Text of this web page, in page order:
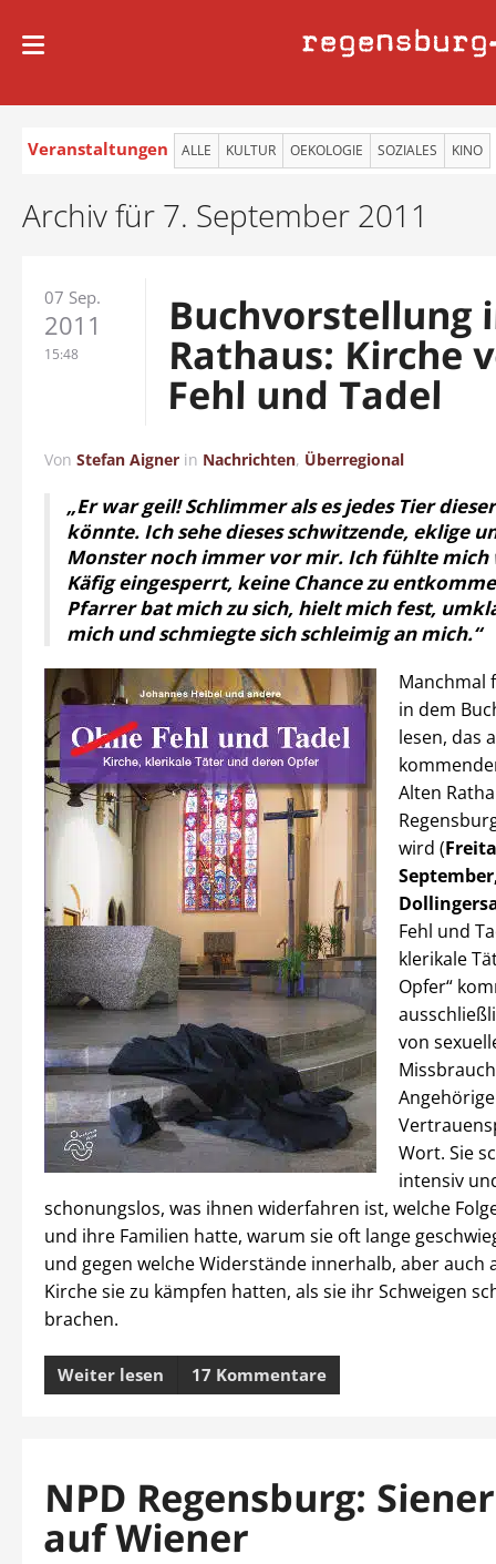
regensburg
Veranstaltungen ALLE KULTUR OEKOLOGIE SOZIALES KINO
Archiv für 7. September 2011
07 Sep.
2011
15:48
Buchvorstellung
Rathaus: Kirche
Fehl und Tadel
Von Stefan Aigner in Nachrichten, Überregional
„Er war geil! Schlimmer als es jedes Tier
könnte. Ich sehe dieses schwitzende, eklige
Monster noch immer vor mir. Ich fühlte mich
Käfig eingesperrt, keine Chance zu
Pfarrer bat mich zu sich, hielt mich fest,
mich und schmiegte sich schleimig an mich.“
Manchmal
in dem
lesen, das
Alten
wird (
Fehl und
klerikale
Opfer“
von
Wort. Sie
intensiv
schonungslos, was ihnen widerfahren ist, welche
und ihre Familien hatte, warum sie oft lange
und gegen welche Widerstände innerhalb, aber auch
Kirche sie zu kämpfen hatten, als sie ihr Schweigen
brachen.
Weiter lesen 17 Kommentare
NPD Regensburg:
auf Wiener